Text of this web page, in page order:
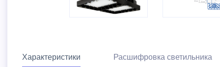
Характеристики Расшифровка светильника